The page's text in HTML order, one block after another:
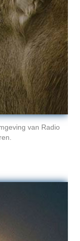
van Radio